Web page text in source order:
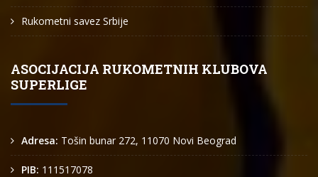
Rukometni savez Srbije
ASOCIJACIJA RUKOMETNIH KLUBOVA
SUPERLIGE
Adresa: Tošin bunar 272, 11070 Novi Beograd
PIB: 111517078